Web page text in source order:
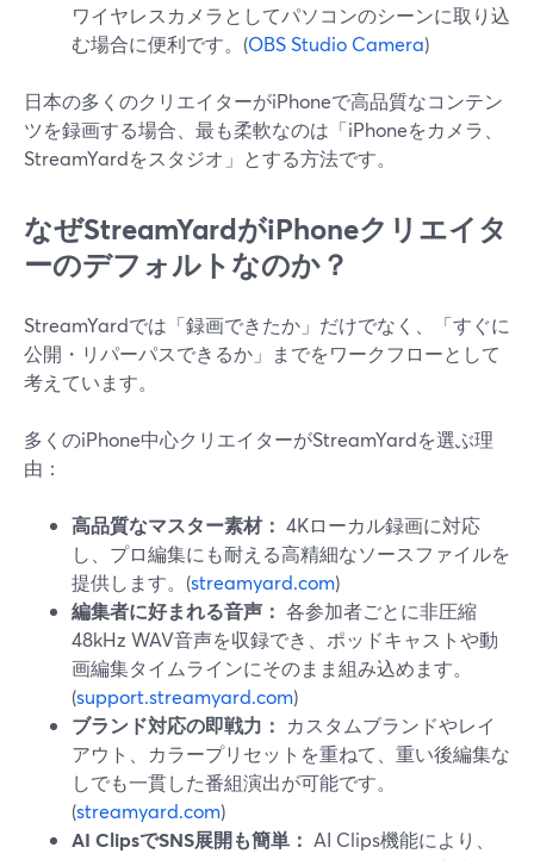
ワイヤレスカメラとしてパソコンのシーンに取り込
む場合に便利です。(OBS Studio Camera)
日本の多くのクリエイターがiPhoneで高品質なコンテン
ツを録画する場合、最も柔軟なのは「iPhoneをカメラ、
StreamYardをスタジオ」とする方法です。
なぜStreamYardがiPhoneクリエイタ
ーのデフォルトなのか？
StreamYardでは「録画できたか」だけでなく、「すぐに
公開・リパーパスできるか」までをワークフローとして
考えています。
多くのiPhone中心クリエイターがStreamYardを選ぶ理
由：
高品質なマスター素材： 4Kローカル録画に対応
し、プロ編集にも耐える高精細なソースファイルを
提供します。(streamyard.com)
編集者に好まれる音声： 各参加者ごとに非圧縮
48kHz WAV音声を収録でき、ポッドキャストや動
画編集タイムラインにそのまま組み込めます。
(support.streamyard.com)
ブランド対応の即戦力： カスタムブランドやレイ
アウト、カラープリセットを重ねて、重い後編集な
しでも一貫した番組演出が可能です。
(streamyard.com)
AI ClipsでSNS展開も簡単： AI Clips機能により、